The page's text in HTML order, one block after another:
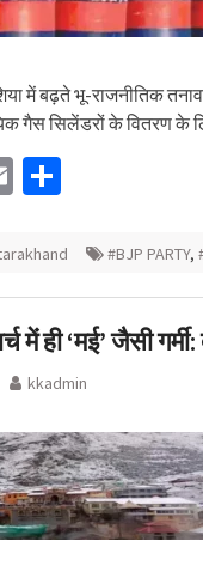
में बढ़ते भू-राजनीतिक
गैस सिलेंडरों के वितरण के
Email
#BJP PARTY,
में ही ‘मई’ जैसी
kkadmin